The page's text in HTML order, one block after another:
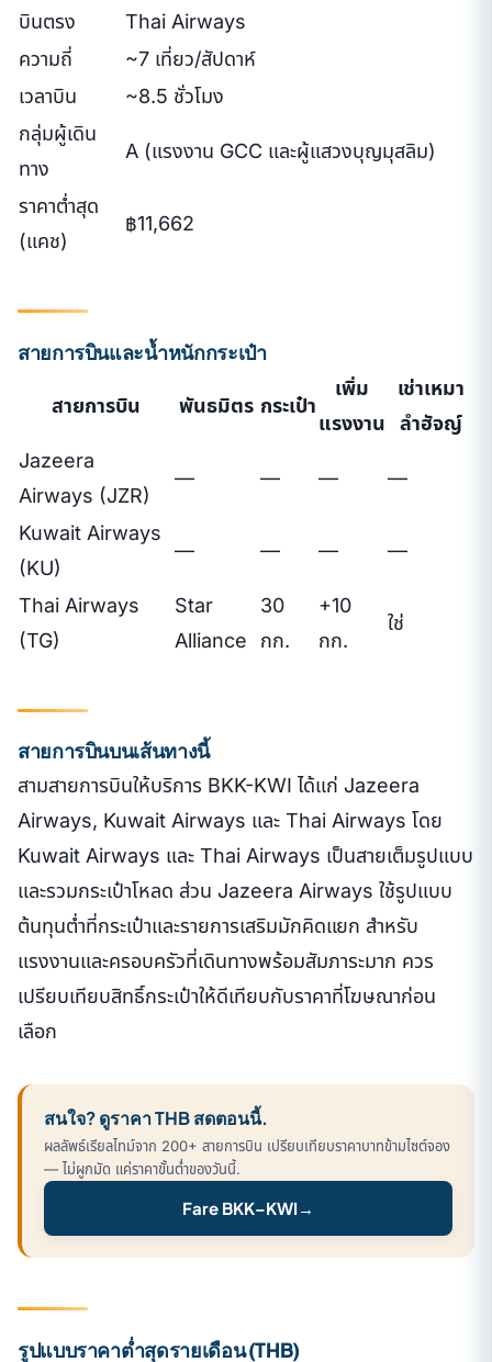
บินตรง
Thai Airways
ความถี่
~7 เที่ยว/สัปดาห์
เวลาบิน
~8.5 ชั่วโมง
กลุ่มผู้เดิน
ทาง
A (แรงงาน GCC และผู้แสวงบุญมุสลิม)
ราคาต่ำสุด
(แคช)
฿11,662
สายการบินและน้ำหนักกระเป๋า
สายการบิน พันธมิตร กระเป๋า
เพิ่ม
แรงงาน
เช่าเหมา
ลำฮัจญ์
Jazeera
Airways (JZR)
— — — —
Kuwait Airways
(KU)
— — — —
Thai Airways
(TG)
Star
Alliance
30
กก.
+10
กก.
ใช่
สายการบินบนเส้นทางนี้
สามสายการบินให้บริการ BKK-KWI ได้แก่ Jazeera
Airways, Kuwait Airways และ Thai Airways โดย
Kuwait Airways และ Thai Airways เป็นสายเต็มรูปแบบ
และรวมกระเป๋าโหลด ส่วน Jazeera Airways ใช้รูปแบบ
ต้นทุนต่ำที่กระเป๋าและรายการเสริมมักคิดแยก สำหรับ
แรงงานและครอบครัวที่เดินทางพร้อมสัมภาระมาก ควร
เปรียบเทียบสิทธิ์กระเป๋าให้ดีเทียบกับราคาที่โฆษณาก่อน
เลือก
สนใจ? ดูราคา THB สดตอนนี้.
ผลลัพธ์เรียลไทม์จาก 200+ สายการบิน เปรียบเทียบราคาบาทข้ามไซต์จอง
— ไม่ผูกมัด แค่ราคาขั้นต่ำของวันนี้.
Fare BKK–KWI→
รูปแบบราคาต่ำสุดรายเดือน (THB)